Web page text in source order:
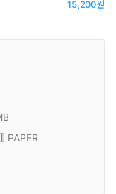
15,200원
PAPER